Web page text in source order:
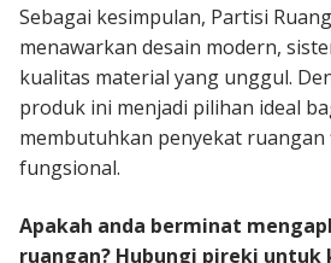
Sebagai kesimpulan, Partisi
menawarkan desain modern,
kualitas material yang unggul.
produk ini menjadi pilihan ideal
membutuhkan penyekat ruangan
fungsional.
Apakah anda berminat
ruangan? Hubungi pireki untuk